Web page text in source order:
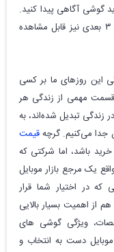
گوشی آگاهی پیدا کنید.
همچنین اسم تمام گوشی ها با عکس و تصاویر ۳ بعدی نیز قابل مشاهده
این روزهای ما بر کسی
مهمی از زندگی هر
تبدیل شده‌اند، به
جدا می‌کنیم. گرچهقیمت
باشد، اما شرکتی که
یک مرجع بازار موبایل
که در اختیار شما قرار
از اهمیت بسیار بالایی
ویژگی‌ گوشی ‌های
دست به انتخاب و